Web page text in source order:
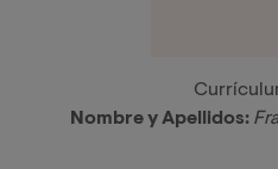
Nombre y Apellidos: